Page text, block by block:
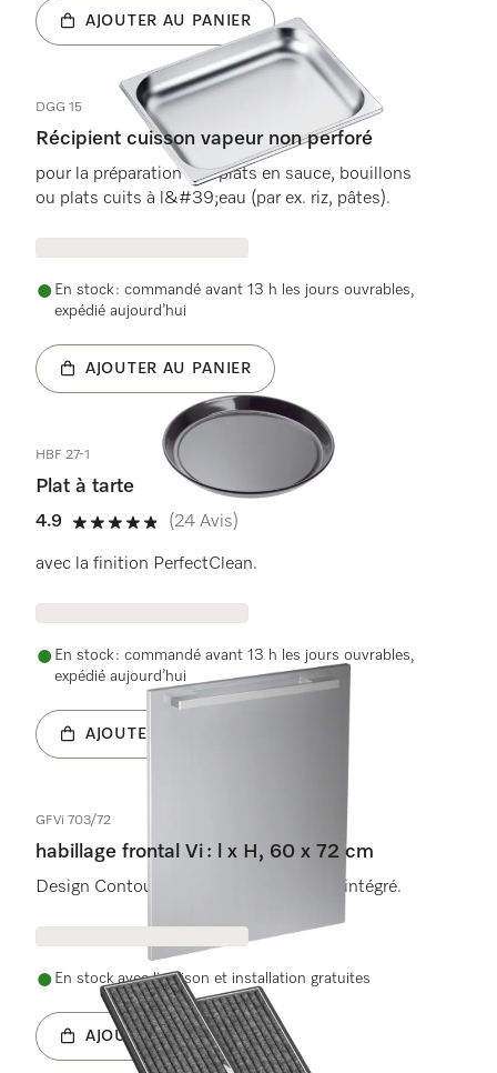
AJOUTER AU PANIER
DGG 15
Récipient cuisson vapeur non perforé
pour la préparation des plats en sauce, bouillons
ou plats cuits à l&#39;eau (par ex. riz, pâtes).
En stock : commandé avant 13 h les jours ouvrables,
expédié aujourd’hui
AJOUTER AU PANIER
HBF 27-1
Plat à tarte
4.9
4.9 étoiles sur 5
(24 Avis)
avec la finition PerfectClean.
En stock : commandé avant 13 h les jours ouvrables,
expédié aujourd’hui
AJOUTER AU PANIER
GFVi 703/72
habillage frontal Vi : l x H, 60 x 72 cm
Design ContourLine pour lave-vaisselle intégré.
En stock avec livraison et installation gratuites
AJOUTER AU PANIER